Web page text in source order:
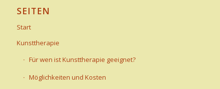
SEITEN
Start
Kunsttherapie
Für wen ist Kunsttherapie geeignet?
Möglichkeiten und Kosten